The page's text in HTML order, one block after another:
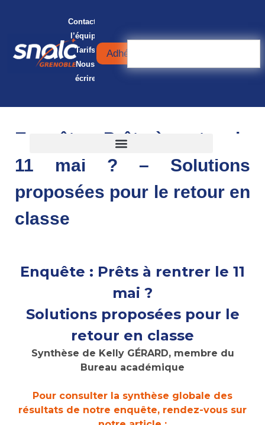
Contacter
l’équipe
Tarifs
Nous
écrire
Adhérer
Enquête : Prêts à rentrer le
11 mai ? – Solutions
proposées pour le retour en
classe
Enquête : Prêts à rentrer le 11
mai ?
Solutions proposées pour le
retour en classe
Synthèse de Kelly GÉRARD, membre du
Bureau académique
Pour consulter la synthèse globale des
résultats de notre enquête, rendez-vous sur